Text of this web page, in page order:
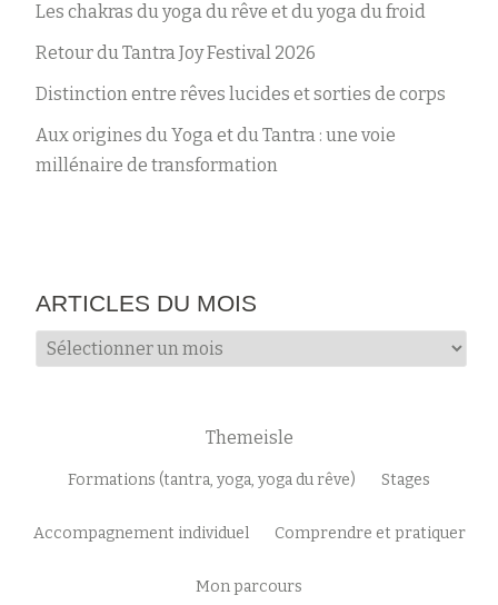
Les chakras du yoga du rêve et du yoga du froid
Retour du Tantra Joy Festival 2026
Distinction entre rêves lucides et sorties de corps
Aux origines du Yoga et du Tantra : une voie
millénaire de transformation
ARTICLES DU MOIS
Articles
Themeisle
Menu
secondaire
Formations (tantra, yoga, yoga du rêve) Stages
Accompagnement individuel Comprendre et pratiquer
Mon parcours